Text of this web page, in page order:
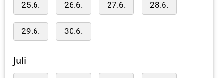
25.6. 26.6. 27.6. 28.6.
29.6. 30.6.
Juli